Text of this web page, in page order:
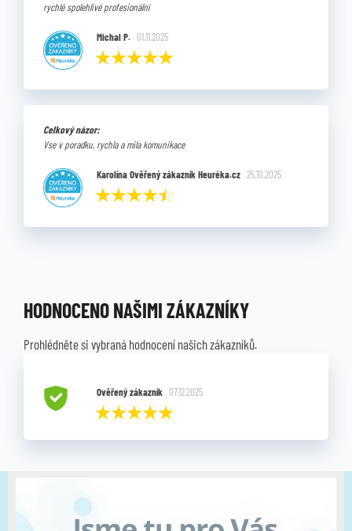
rychlé spolehlivé profesionální
Michal P. 01.11.2025
Celkový názor:
Vse v poradku, rychla a mila komunikace
Karolína Ověřený zákazník Heuréka.cz 25.10.2025
HODNOCENO NAŠIMI ZÁKAZNÍKY
Prohlédněte si vybraná hodnocení našich zákazníků.
Ověřený zákazník 07.12.2025